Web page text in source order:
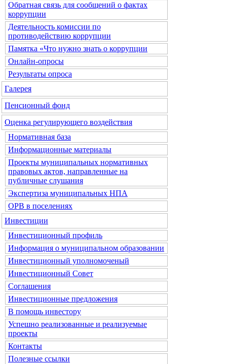
Обратная связь для сообщений о фактах
коррупции
Деятельность комиссии по
противодействию коррупции
Памятка «Что нужно знать о коррупции
Онлайн-опросы
Результаты опроса
Галерея
Пенсионный фонд
Оценка регулирующего воздействия
Нормативная база
Информационные материалы
Проекты муниципальных нормативных
правовых актов, направленные на
публичные слушания
Экспертиза муниципальных НПА
ОРВ в поселениях
Инвестиции
Инвестиционный профиль
Информация о муниципальном образовании
Инвестиционный уполномоченый
Инвестиционный Совет
Соглашения
Инвестиционные предложения
В помощь инвестору
Успешно реализованные и реализуемые
проекты
Контакты
Полезные ссылки